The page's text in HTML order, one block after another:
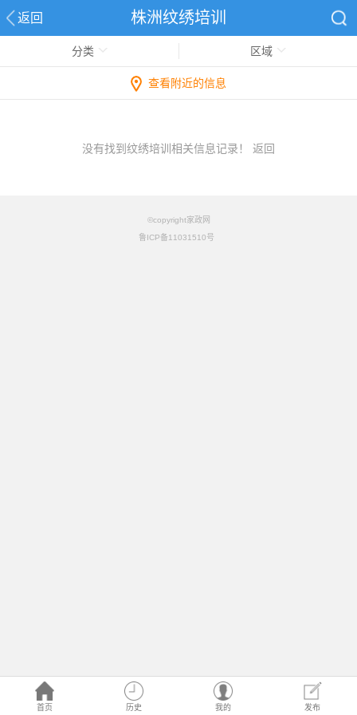
返回 株洲纹绣培训
首页 历史 我的 发布
分类 区域
查看附近的信息
没有找到纹绣培训相关信息记录！ 返回
©copyright家政网
鲁ICP备11031510号